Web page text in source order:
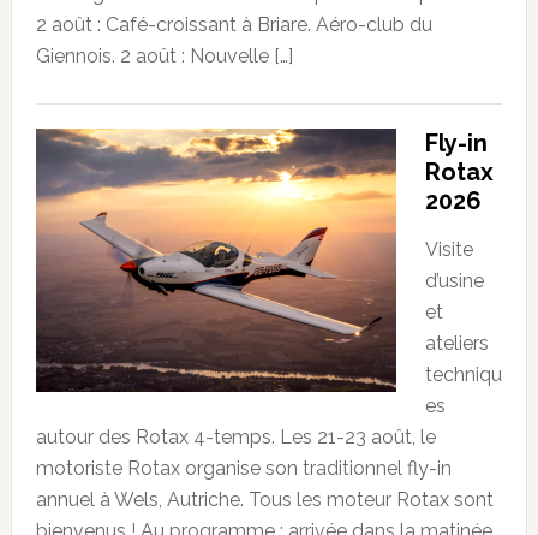
2 août : Café-croissant à Briare. Aéro-club du
Giennois. 2 août : Nouvelle […]
Fly-in
Rotax
2026
Visite
d’usine
et
ateliers
techniqu
es
autour des Rotax 4-temps. Les 21-23 août, le
motoriste Rotax organise son traditionnel fly-in
annuel à Wels, Autriche. Tous les moteur Rotax sont